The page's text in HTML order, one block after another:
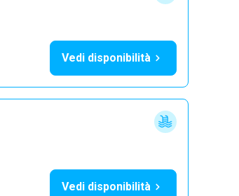
Vedi disponibilità
Vedi disponibilità